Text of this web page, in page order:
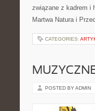
związane z kadrem i
Martwa Natura i
CATEGORIES:
POSTED BY ADMIN